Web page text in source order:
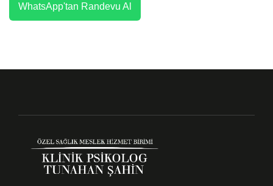
WhatsApp'tan Randevu Al